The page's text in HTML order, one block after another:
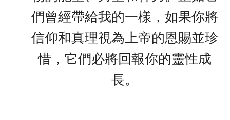
們曾經帶給我的一樣，如果你將
信仰和真理視為上帝的恩賜並珍
惜，它們必將回報你的靈性成
長。